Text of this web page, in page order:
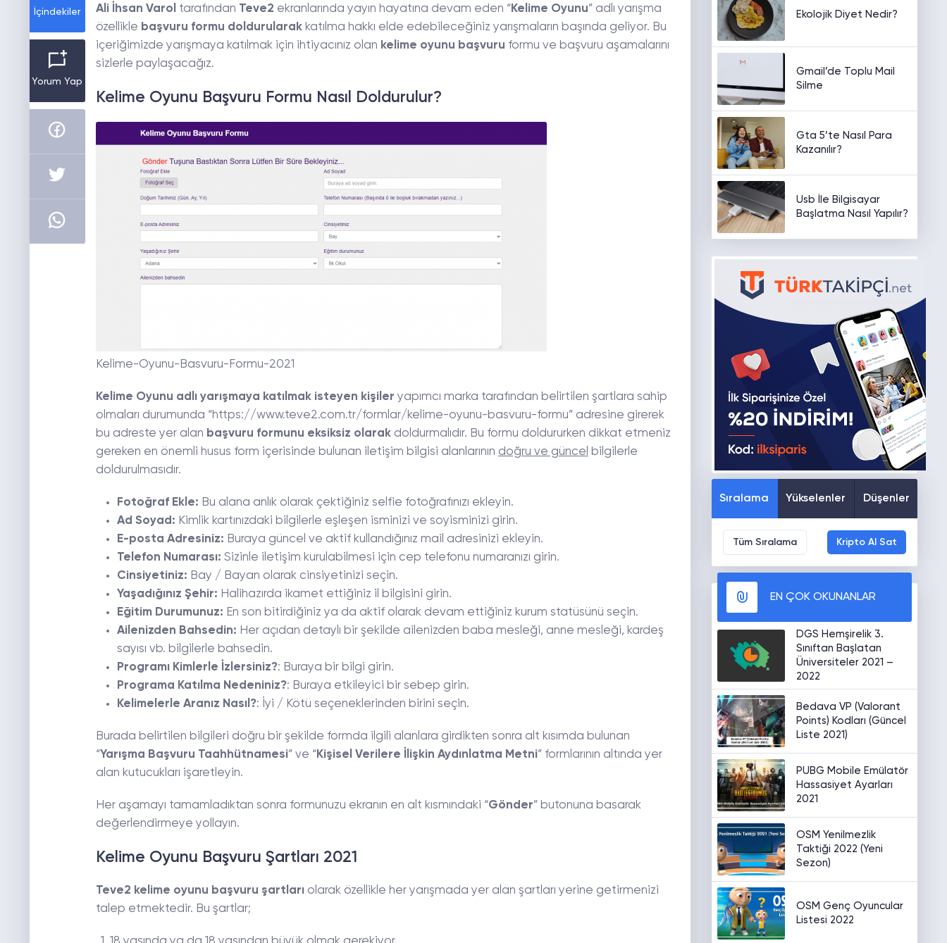
İçindekiler
Yorum Yap
Ali İhsan Varol tarafından Teve2 ekranlarında yayın hayatına devam eden “Kelime Oyunu” adlı yarışma
özellikle başvuru formu doldurularakkatılma hakkı elde edebileceğiniz yarışmaların başında geliyor. Bu
içeriğimizde yarışmaya katılmak için ihtiyacınız olan kelime oyunu başvuru formu ve başvuru aşamalarını
sizlerle paylaşacağız.
Kelime Oyunu Başvuru Formu Nasıl Doldurulur?
Kelime-Oyunu-Basvuru-Formu-2021
Kelime Oyunu adlı yarışmaya katılmak isteyen kişiler yapımcı marka tarafından belirtilen şartlara sahip
olmaları durumunda “https://www.teve2.com.tr/formlar/kelime-oyunu-basvuru-formu” adresine girerek
bu adreste yer alan başvuru formunu eksiksiz olarakdoldurmalıdır. Bu formu doldururken dikkat etmeniz
gereken en önemli husus form içerisinde bulunan iletişim bilgisi alanlarının doğru ve güncel bilgilerle
doldurulmasıdır.
Fotoğraf Ekle: Bu alana anlık olarak çektiğiniz selfie fotoğrafınızı ekleyin.
Ad Soyad: Kimlik kartınızdaki bilgilerle eşleşen isminizi ve soyisminizi girin.
E-posta Adresiniz: Buraya güncel ve aktif kullandığınız mail adresinizi ekleyin.
Telefon Numarası: Sizinle iletişim kurulabilmesi için cep telefonu numaranızı girin.
Cinsiyetiniz: Bay / Bayan olarak cinsiyetinizi seçin.
Yaşadığınız Şehir: Halihazırda ikamet ettiğiniz il bilgisini girin.
Eğitim Durumunuz: En son bitirdiğiniz ya da aktif olarak devam ettiğiniz kurum statüsünü seçin.
Ailenizden Bahsedin: Her açıdan detaylı bir şekilde ailenizden baba mesleği, anne mesleği, kardeş
sayısı vb. bilgilerle bahsedin.
Programı Kimlerle İzlersiniz?: Buraya bir bilgi girin.
Programa Katılma Nedeniniz?: Buraya etkileyici bir sebep girin.
Kelimelerle Aranız Nasıl?: İyi / Kötü seçeneklerinden birini seçin.
Burada belirtilen bilgileri doğru bir şekilde formda ilgili alanlara girdikten sonra alt kısımda bulunan
“Yarışma Başvuru Taahhütnamesi” ve “Kişisel Verilere İlişkin Aydınlatma Metni” formlarının altında yer
alan kutucukları işaretleyin.
Her aşamayı tamamladıktan sonra formunuzu ekranın en alt kısmındaki “Gönder” butonuna basarak
değerlendirmeye yollayın.
Kelime Oyunu Başvuru Şartları 2021
Teve2 kelime oyunu başvuru şartlarıolarak özellikle her yarışmada yer alan şartları yerine getirmenizi
talep etmektedir. Bu şartlar;
Ekolojik Diyet Nedir?
Gmail’de Toplu Mail
Silme
Gta 5’te Nasıl Para
Kazanılır?
Usb İle Bilgisayar
Başlatma Nasıl Yapılır?
Sıralama Yükselenler Düşenler
Tüm Sıralama Kripto Al Sat
EN ÇOK OKUNANLAR
DGS Hemşirelik 3.
Sınıftan Başlatan
Üniversiteler 2021 –
2022
Bedava VP (Valorant
Points) Kodları (Güncel
Liste 2021)
PUBG Mobile Emülatör
Hassasiyet Ayarları
2021
OSM Yenilmezlik
Taktiği 2022 (Yeni
Sezon)
OSM Genç Oyuncular
Listesi 2022